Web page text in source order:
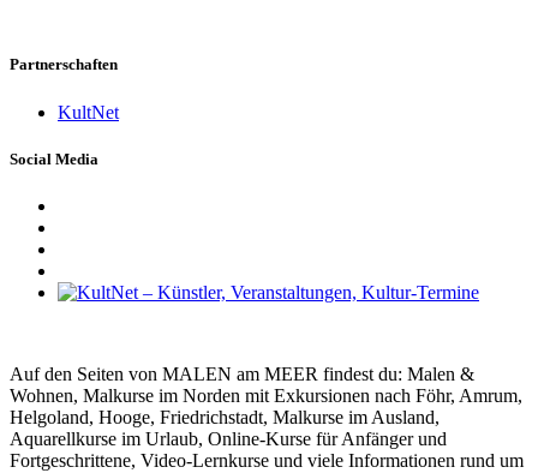
Partnerschaften
KultNet
Social Media
Auf den Seiten von MALEN am MEER findest du: Malen &
Wohnen, Malkurse im Norden mit Exkursionen nach Föhr, Amrum,
Helgoland, Hooge, Friedrichstadt, Malkurse im Ausland,
Aquarellkurse im Urlaub, Online-Kurse für Anfänger und
Fortgeschrittene, Video-Lernkurse und viele Informationen rund um